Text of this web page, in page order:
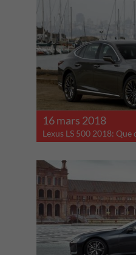
16 mars 2018
Lexus LS 500 2018: